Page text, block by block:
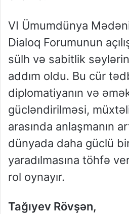
VI Ümumdünya
Dialoq Forumunun
sülh və sabitlik
addım oldu. Bu cür
diplomatiyanın və
gücləndirilməsi,
arasında anlaşmanın
dünyada daha güclü
yaradılmasına töhfə
rol oynayır.
Tağıyev Rövşən,